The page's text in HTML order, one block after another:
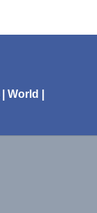
| World |